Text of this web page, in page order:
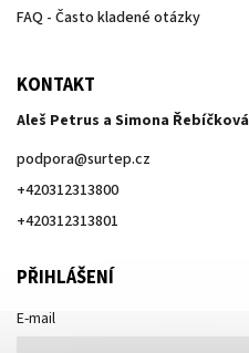
FAQ - Často kladené otázky
KONTAKT
Aleš Petrus a Simona Řebíčková
podpora@surtep.cz
+420312313800
+420312313801
PŘIHLÁŠENÍ
E-mail